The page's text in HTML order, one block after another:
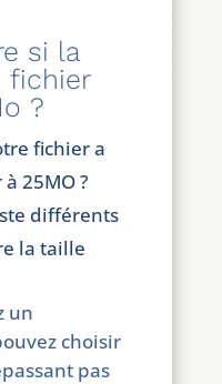
si la
fichier
?
fichier a
25MO ?
différents
la taille
un
choisir
pas